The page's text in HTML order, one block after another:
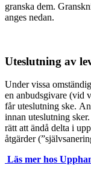
granska dem.
anges nedan.
Uteslutning av
Under vissa
en anbudsgivare (vid
får uteslutning ske.
innan uteslutning
rätt att ändå delta i
åtgärder
Läs mer hos